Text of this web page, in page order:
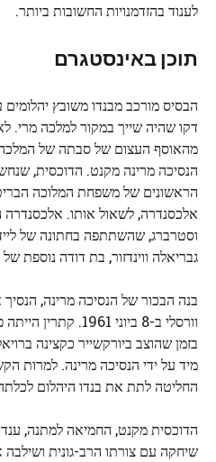
לענוד בהזדמנויות החשובות ביותר.
תוכן באינסטגרם
הבסיס מורכב מבנדו משובץ
מהאוסף העצום של סבתה של המלכה
הנסיכה מרינה מקנט. הדוכסית,
הראשונים של משפחת המלוכה
אלכסנדרה, לשאול אותו. אלכסנדרה
וסטרברג, שהשתתפה בחתונה של ליידי
גבריאלה ווינדזור, בת דודה נוספת
בנה הבכור של הנסיכה מרינה,
וורסלי ב-8 ביוני
בזמן שהוצב ביורקשייר כקצינה
מיד על ידי הנסיכה מרינה. למרות
החליטה לתת את בנדו היהלום
הדוכסית מקנט, החמיאה למתנה,
שיחקה עם צורתו הרב-גונית